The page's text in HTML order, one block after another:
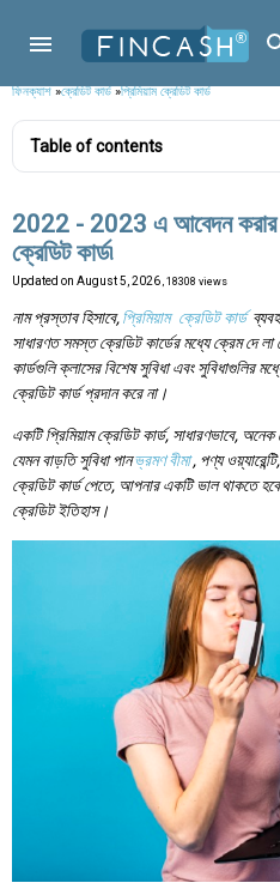
ফিনক্যাশ»ক্রেডিট কার্ড»প্রিমিয়াম ক্রেডিট কার্ড
Table of contents
2022 - 2023 এ আবেদন করার
ক্রেডিট কার্ড৷
Updated on August 5, 2026 , 18308 views
নাম প্রস্তাব হিসাবে,প্রিমিয়াম ক্রেডিট কার্ড
সাধারণত সমস্ত ক্রেডিট কার্ডের মধ্যে ক্রেম দে
কার্ডগুলি ক্লাসের বিশেষ সুবিধা এবং সুবিধাগুলির
ক্রেডিট কার্ড প্রদান করে না।
একটি প্রিমিয়াম ক্রেডিট কার্ড, সাধারণভাবে, অনেক
যেমন বাড়তি সুবিধা পানভ্রমণ বীমা, পণ্য
ক্রেডিট কার্ড পেতে, আপনার একটি ভাল থাকতে হবে
ক্রেডিট ইতিহাস।